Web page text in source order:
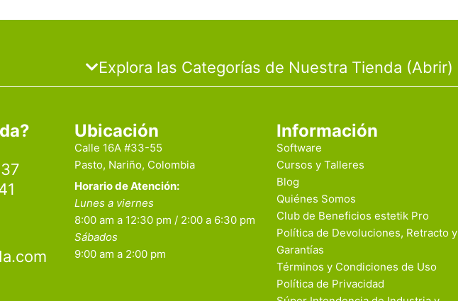
Explora las Categorías de Nuestra Tienda (Abrir)
Ubicación
Calle 16A #33-55
Pasto, Nariño, Colombia
Horario de Atención:
Lunes a viernes
8:00 am a 12:30 pm / 2:00 a 6:30 pm
Sábados
9:00 am a 2:00 pm
Información
Software
Cursos y Talleres
Blog
Quiénes Somos
Club de Beneficios estetik Pro
Política de Devoluciones, Retracto y
Garantías
Términos y Condiciones de Uso
Política de Privacidad